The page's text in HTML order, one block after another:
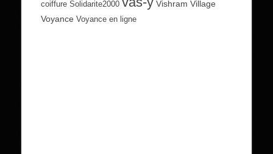
coiffure Solidarite2000
Vishram Village
Voyance Voyance en ligne